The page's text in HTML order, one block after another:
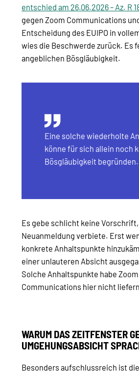
entschied am 26.06.2026 – Az. R
gegen Zoom Communications
Entscheidung des EUIPO in
wies die Beschwerde zurück. Es
angeblichen Bösgläubigkeit.
Eine solche wiederholte
könne für sich allein noch
Bösgläubigkeit begründen.
Es gebe schlicht keine
Neuanmeldung verbiete. Erst
konkrete Anhaltspunkte
einer unlauteren Absicht
Solche Anhaltspunkte habe Zoom
Communications hier nicht
WARUM DAS ZEITFENSTER
UMGEHUNGSABSICHT
Besonders aufschlussreich ist